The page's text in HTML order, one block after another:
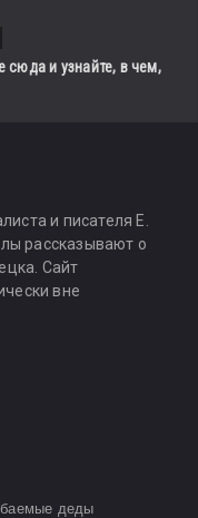
и узнайте, в чем,
и писателя Е.
рассказывают о
Сайт
вне
деды